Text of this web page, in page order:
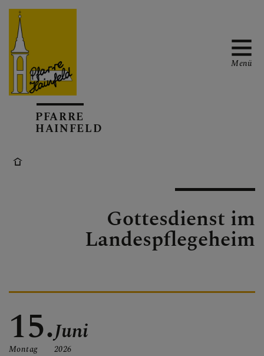
AKTUELL
GOTTESDIENSTE
PFARRKIRCHE
PFARRE
HAINFELD
Menü
Gottesdienst im
Landespflegeheim
15.
Montag
Juni
2026